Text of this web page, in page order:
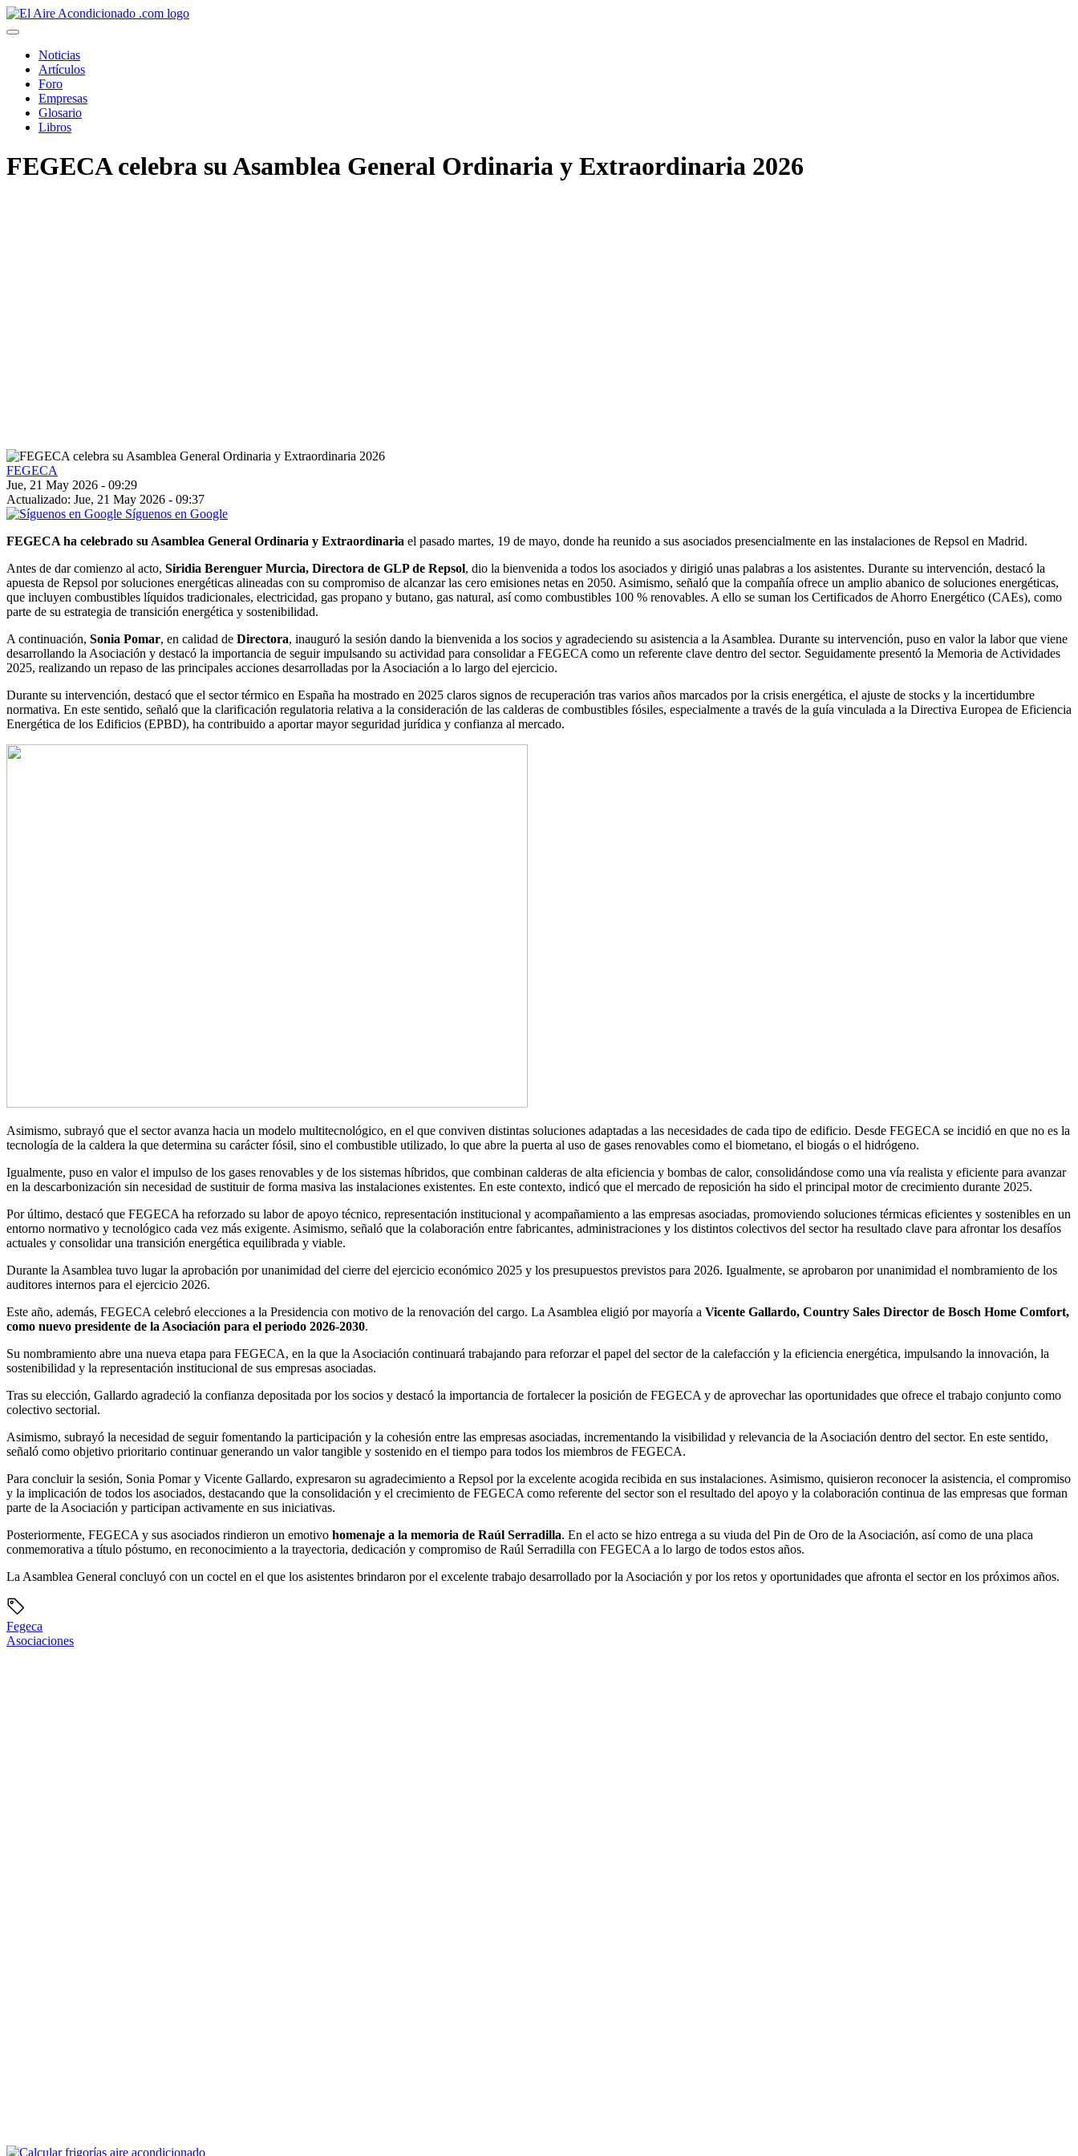
Pasar
al
principalNoticias
Artículos
Foro
Empresas
Glosario
Libros
FEGECA celebra su Asamblea General Ordinaria y Extraordinaria 2026
FEGECA
Jue, 21 May 2026 - 09:29
Actualizado: Jue, 21 May 2026 - 09:37
Síguenos en Google
FEGECA ha celebrado su Asamblea General Ordinaria y Extraordinaria el pasado martes, 19 de mayo, donde ha reunido a sus asociados presencialmente en las instalaciones de Repsol en Madrid.
Antes de dar comienzo al acto, Siridia Berenguer Murcia, Directora de GLP de Repsol, dio la bienvenida a todos los asociados y dirigió unas palabras a los asistentes. Durante su intervención, destacó la
apuesta de Repsol por soluciones energéticas alineadas con su compromiso de alcanzar las cero emisiones netas en 2050. Asimismo, señaló que la compañía ofrece un amplio abanico de soluciones energéticas,
que incluyen combustibles líquidos tradicionales, electricidad, gas propano y butano, gas natural, así como combustibles 100 % renovables. A ello se suman los Certificados de Ahorro Energético (CAEs), como
parte de su estrategia de transición energética y sostenibilidad.
A continuación, Sonia Pomar, en calidad de Directora, inauguró la sesión dando la bienvenida a los socios y agradeciendo su asistencia a la Asamblea. Durante su intervención, puso en valor la labor que viene
desarrollando la Asociación y destacó la importancia de seguir impulsando su actividad para consolidar a FEGECA como un referente clave dentro del sector. Seguidamente presentó la Memoria de Actividades
2025, realizando un repaso de las principales acciones desarrolladas por la Asociación a lo largo del ejercicio.
Durante su intervención, destacó que el sector térmico en España ha mostrado en 2025 claros signos de recuperación tras varios años marcados por la crisis energética, el ajuste de stocks y la incertidumbre
normativa. En este sentido, señaló que la clarificación regulatoria relativa a la consideración de las calderas de combustibles fósiles, especialmente a través de la guía vinculada a la Directiva Europea de Eficiencia
Energética de los Edificios (EPBD), ha contribuido a aportar mayor seguridad jurídica y confianza al mercado.
Asimismo, subrayó que el sector avanza hacia un modelo multitecnológico, en el que conviven distintas soluciones adaptadas a las necesidades de cada tipo de edificio. Desde FEGECA se incidió en que no es la
tecnología de la caldera la que determina su carácter fósil, sino el combustible utilizado, lo que abre la puerta al uso de gases renovables como el biometano, el biogás o el hidrógeno.
Igualmente, puso en valor el impulso de los gases renovables y de los sistemas híbridos, que combinan calderas de alta eficiencia y bombas de calor, consolidándose como una vía realista y eficiente para avanzar
en la descarbonización sin necesidad de sustituir de forma masiva las instalaciones existentes. En este contexto, indicó que el mercado de reposición ha sido el principal motor de crecimiento durante 2025.
Por último, destacó que FEGECA ha reforzado su labor de apoyo técnico, representación institucional y acompañamiento a las empresas asociadas, promoviendo soluciones térmicas eficientes y sostenibles en un
entorno normativo y tecnológico cada vez más exigente. Asimismo, señaló que la colaboración entre fabricantes, administraciones y los distintos colectivos del sector ha resultado clave para afrontar los desafíos
actuales y consolidar una transición energética equilibrada y viable.
Durante la Asamblea tuvo lugar la aprobación por unanimidad del cierre del ejercicio económico 2025 y los presupuestos previstos para 2026. Igualmente, se aprobaron por unanimidad el nombramiento de los
auditores internos para el ejercicio 2026.
Este año, además, FEGECA celebró elecciones a la Presidencia con motivo de la renovación del cargo. La Asamblea eligió por mayoría a Vicente Gallardo, Country Sales Director de Bosch Home Comfort,
como nuevo presidente de la Asociación para el periodo 2026-2030.
Su nombramiento abre una nueva etapa para FEGECA, en la que la Asociación continuará trabajando para reforzar el papel del sector de la calefacción y la eficiencia energética, impulsando la innovación, la
sostenibilidad y la representación institucional de sus empresas asociadas.
Tras su elección, Gallardo agradeció la confianza depositada por los socios y destacó la importancia de fortalecer la posición de FEGECA y de aprovechar las oportunidades que ofrece el trabajo conjunto como
colectivo sectorial.
Asimismo, subrayó la necesidad de seguir fomentando la participación y la cohesión entre las empresas asociadas, incrementando la visibilidad y relevancia de la Asociación dentro del sector. En este sentido,
señaló como objetivo prioritario continuar generando un valor tangible y sostenido en el tiempo para todos los miembros de FEGECA.
Para concluir la sesión, Sonia Pomar y Vicente Gallardo, expresaron su agradecimiento a Repsol por la excelente acogida recibida en sus instalaciones. Asimismo, quisieron reconocer la asistencia, el compromiso
y la implicación de todos los asociados, destacando que la consolidación y el crecimiento de FEGECA como referente del sector son el resultado del apoyo y la colaboración continua de las empresas que forman
parte de la Asociación y participan activamente en sus iniciativas.
Posteriormente, FEGECA y sus asociados rindieron un emotivo homenaje a la memoria de Raúl Serradilla. En el acto se hizo entrega a su viuda del Pin de Oro de la Asociación, así como de una placa
conmemorativa a título póstumo, en reconocimiento a la trayectoria, dedicación y compromiso de Raúl Serradilla con FEGECA a lo largo de todos estos años.
La Asamblea General concluyó con un coctel en el que los asistentes brindaron por el excelente trabajo desarrollado por la Asociación y por los retos y oportunidades que afronta el sector en los próximos años.
Fegeca
Asociaciones